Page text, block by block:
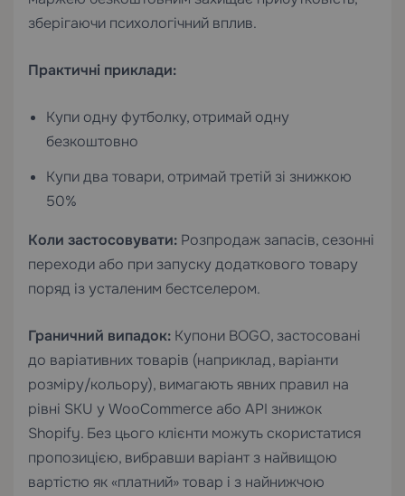
зберігаючи психологічний вплив.
Практичні приклади:
Купи одну футболку, отримай одну
безкоштовно
Купи два товари, отримай третій зі знижкою
50%
Коли застосовувати: Розпродаж запасів, сезонні
переходи або при запуску додаткового товару
поряд із усталеним бестселером.
Граничний випадок: Купони BOGO, застосовані
до варіативних товарів (наприклад, варіанти
розміру/кольору), вимагають явних правил на
рівні SKU у WooCommerce або API знижок
Shopify. Без цього клієнти можуть скористатися
пропозицією, вибравши варіант з найвищою
вартістю як «платний» товар і з найнижчою